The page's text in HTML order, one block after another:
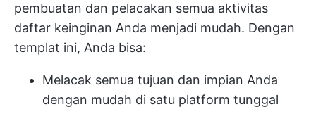
pembuatan dan pelacakan semua aktivitas
daftar keinginan Anda menjadi mudah. Dengan
templat ini, Anda bisa:
Melacak semua tujuan dan impian Anda
dengan mudah di satu platform tunggal